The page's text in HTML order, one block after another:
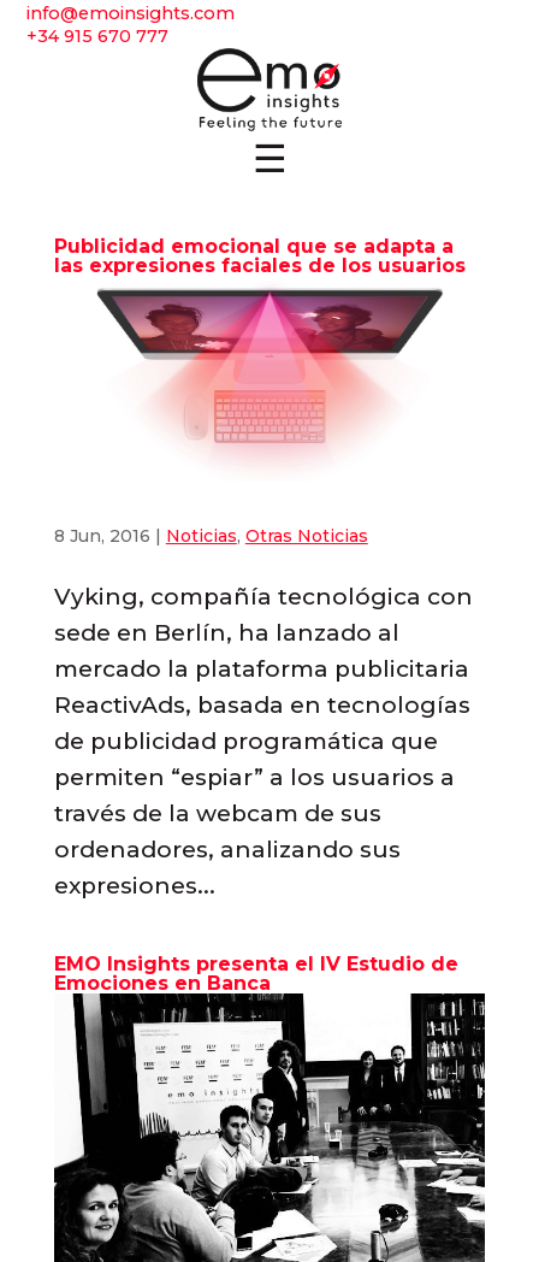
info@emoinsights.com
+34 915 670 777
☰
Publicidad emocional que se adapta a
las expresiones faciales de los usuarios
8 Jun, 2016 | Noticias, Otras Noticias
Vyking, compañía tecnológica con
sede en Berlín, ha lanzado al
mercado la plataforma publicitaria
ReactivAds, basada en tecnologías
de publicidad programática que
permiten “espiar” a los usuarios a
través de la webcam de sus
ordenadores, analizando sus
expresiones...
EMO Insights presenta el IV Estudio de
Emociones en Banca